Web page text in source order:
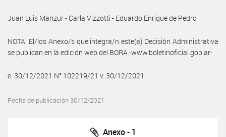
Juan Luis Manzur - Carla Vizzotti - Eduardo Enrique de Pedro
NOTA: El/los Anexo/s que integra/n este(a) Decisión Administrativa
se publican en la edición web del BORA -www.boletinoficial.gob.ar-
e. 30/12/2021 N° 102219/21 v. 30/12/2021
Fecha de publicación 30/12/2021
Anexo - 1